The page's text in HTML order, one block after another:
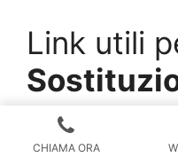
Link utili
CHIAMA ORA